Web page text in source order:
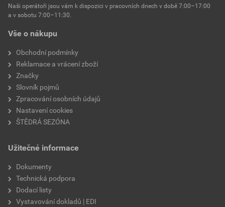
Environmentální prohlášení výrobku
Stáhnout
Velikost
součinitel tepelné vodivosti0,8 W/mK
teplota zpracování
hmotnost
typ výrobku
faktor difuzního odporu
materiálová báze
Vše o nákupu
Obchodní podmínky
Reklamace a vrácení zboží
Značky
Slovník pojmů
Zpracování osobních údajů
Nastavení cookies
ŠTĚDRÁ SEZÓNA
Užitečné informace
Dokumenty
Technická podpora
Dodací listy
Vystavování dokladů | EDI
Naši operátoři jsou vám k dispozici v pracovních dnech v době 7:00–17:00
a v sobotu 7:00–11:30.